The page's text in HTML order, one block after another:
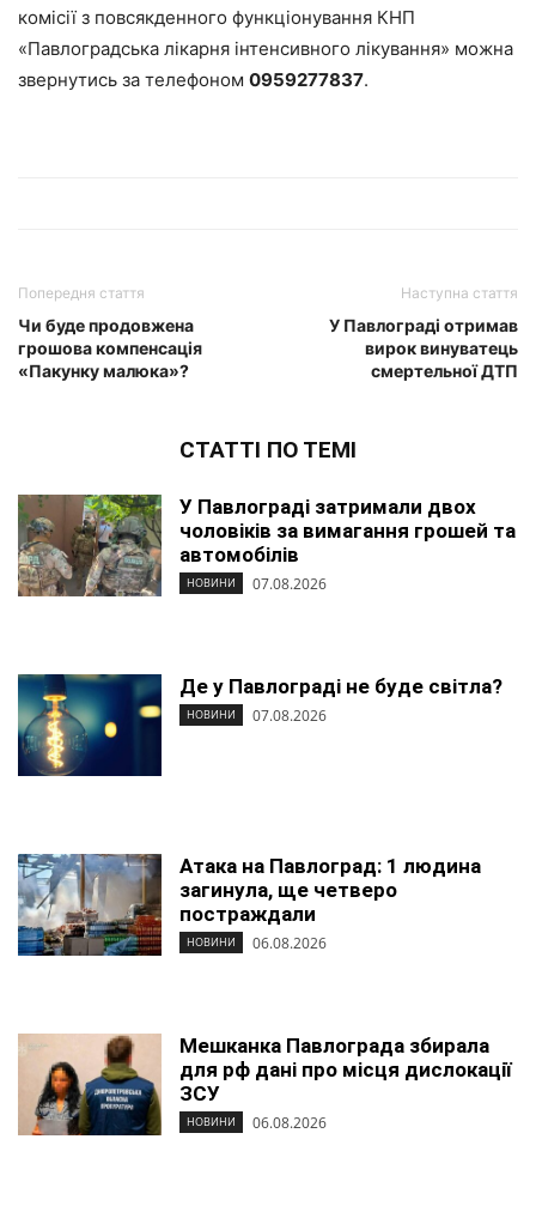
комісії з повсякденного функціонування КНП
«Павлоградська лікарня інтенсивного лікування» можна
звернутись за телефоном 0959277837.
Попередня стаття
Чи буде продовжена
грошова компенсація
«Пакунку малюка»?
Наступна стаття
У Павлограді отримав
вирок винуватець
смертельної ДТП
СТАТТІ ПО ТЕМІ
У Павлограді затримали двох
чоловіків за вимагання грошей та
автомобілів
НОВИНИ 07.08.2026
Де у Павлограді не буде світла?
НОВИНИ 07.08.2026
Атака на Павлоград: 1 людина
загинула, ще четверо
постраждали
НОВИНИ 06.08.2026
Мешканка Павлограда збирала
для рф дані про місця дислокації
ЗСУ
НОВИНИ 06.08.2026